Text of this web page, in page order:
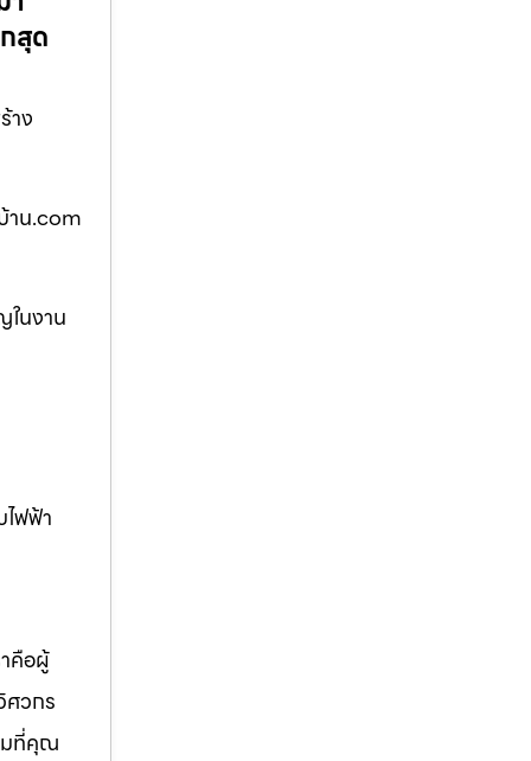
สุด
าง
าน.com
ในงาน
ฟฟ้า
าคือผู้
วกร
มที่คุณ